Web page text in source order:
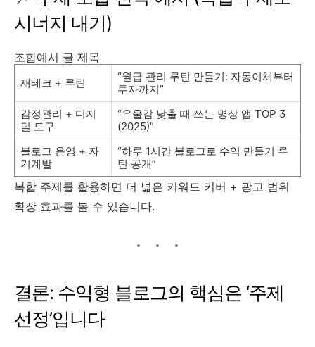
시너지 내기)
조합예시 글 제목
재테크 + 루틴
“월급 관리 루틴 만들기: 자동이체부터
투자까지”
감정관리 + 디지
털 도구
“우울감 낮출 때 쓰는 명상 앱 TOP 3
(2025)”
블로그 운영 + 자
기계발
“하루 1시간 블로그로 수익 만들기 루
틴 공개”
복합 주제를 활용하면 더 넓은 키워드 커버 + 광고 범위
확장 효과를 볼 수 있습니다.
결론: 수익형 블로그의 핵심은 ‘주제
선정’입니다